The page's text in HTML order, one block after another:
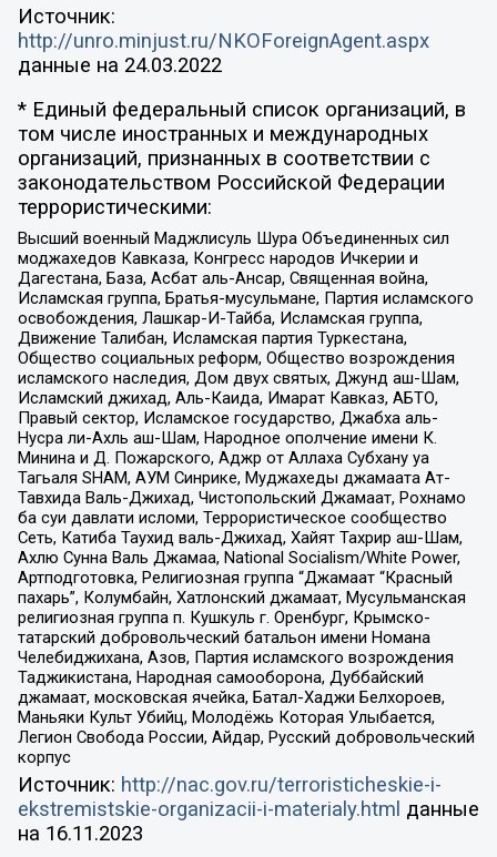
Источник:
http://unro.minjust.ru/NKOForeignAgent.aspx
данные на 24.03.2022
* Единый федеральный список организаций, в
том числе иностранных и международных
организаций, признанных в соответствии с
законодательством Российской Федерации
террористическими:
Высший военный Маджлисуль Шура Объединенных сил
моджахедов Кавказа, Конгресс народов Ичкерии и
Дагестана, База, Асбат аль-Ансар, Священная война,
Исламская группа, Братья-мусульмане, Партия исламского
освобождения, Лашкар-И-Тайба, Исламская группа,
Движение Талибан, Исламская партия Туркестана,
Общество социальных реформ, Общество возрождения
исламского наследия, Дом двух святых, Джунд аш-Шам,
Исламский джихад, Аль-Каида, Имарат Кавказ, АБТО,
Правый сектор, Исламское государство, Джабха аль-
Нусра ли-Ахль аш-Шам, Народное ополчение имени К.
Минина и Д. Пожарского, Аджр от Аллаха Субхану уа
Тагьаля SHAM, АУМ Синрике, Муджахеды джамаата Ат-
Тавхида Валь-Джихад, Чистопольский Джамаат, Рохнамо
ба суи давлати исломи, Террористическое сообщество
Сеть, Катиба Таухид валь-Джихад, Хайят Тахрир аш-Шам,
Ахлю Сунна Валь Джамаа, National Socialism/White Power,
Артподготовка, Религиозная группа “Джамаат “Красный
пахарь”, Колумбайн, Хатлонский джамаат, Мусульманская
религиозная группа п. Кушкуль г. Оренбург, Крымско-
татарский добровольческий батальон имени Номана
Челебиджихана, Азов, Партия исламского возрождения
Таджикистана, Народная самооборона, Дуббайский
джамаат, московская ячейка, Батал-Хаджи Белхороев,
Маньяки Культ Убийц, Молодёжь Которая Улыбается,
Легион Свобода России, Айдар, Русский добровольческий
корпус
Источник: http://nac.gov.ru/terroristicheskie-i-
ekstremistskie-organizacii-i-materialy.html данные
на 16.11.2023